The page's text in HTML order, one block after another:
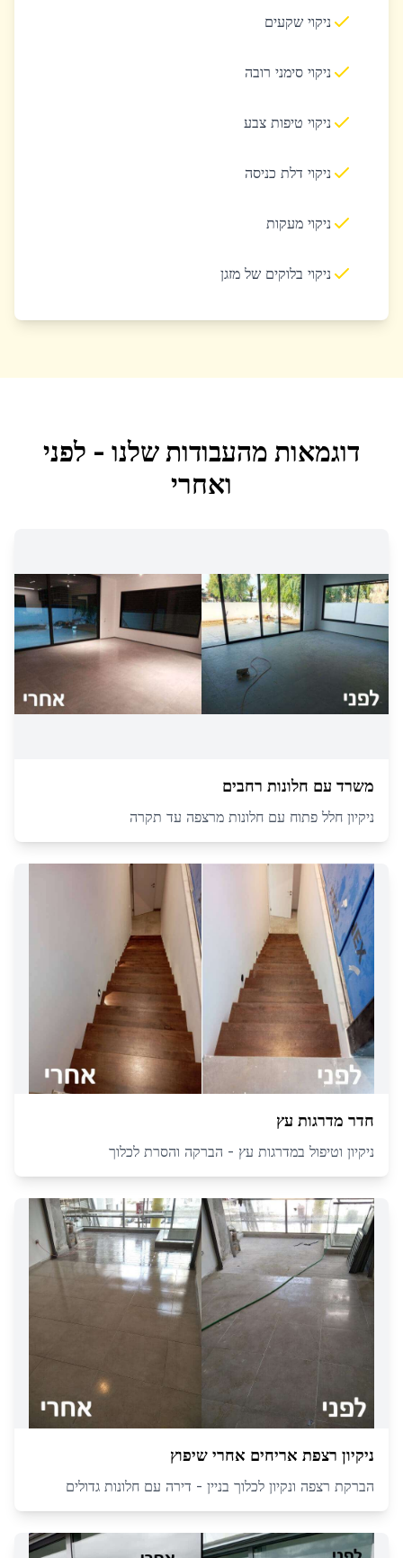
ניקוי שקעים
ניקוי סימני רובה
ניקוי טיפות צבע
ניקוי דלת כניסה
ניקוי מעקות
ניקוי בלוקים של מזגן
דוגמאות מהעבודות שלנו - לפני
ואחרי
משרד עם חלונות רחבים
ניקיון חלל פתוח עם חלונות מרצפה עד תקרה
חדר מדרגות עץ
ניקיון וטיפול במדרגות עץ - הברקה והסרת לכלוך
ניקיון רצפת אריחים אחרי שיפוץ
הברקת רצפה ונקיון לכלוך בניין - דירה עם חלונות גדולים